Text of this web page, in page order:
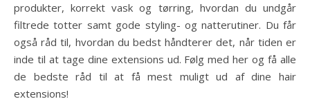
produkter, korrekt vask og tørring, hvordan du undgår
filtrede totter samt gode styling- og natterutiner. Du får
også råd til, hvordan du bedst håndterer det, når tiden er
inde til at tage dine extensions ud. Følg med her og få alle
de bedste råd til at få mest muligt ud af dine hair
extensions!